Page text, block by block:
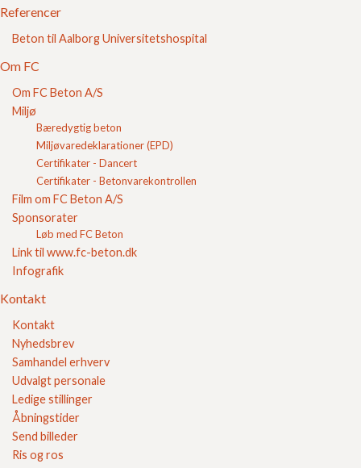
Referencer
Beton til Aalborg Universitetshospital
Om FC
Om FC Beton A/S
Miljø
Bæredygtig beton
Miljøvaredeklarationer (EPD)
Certifikater - Dancert
Certifikater - Betonvarekontrollen
Film om FC Beton A/S
Sponsorater
Løb med FC Beton
Link til www.fc-beton.dk
Infografik
Kontakt
Kontakt
Nyhedsbrev
Samhandel erhverv
Udvalgt personale
Ledige stillinger
Åbningstider
Send billeder
Ris og ros
FC-Kaluk
FC belægning
FC Kvalitet
Se vores kvalitetssikring her
Sikker E-handel